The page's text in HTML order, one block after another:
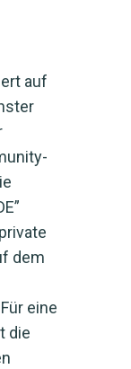
auf
dem
eine
die